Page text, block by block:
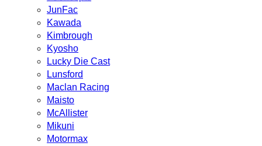
JunFac
Kawada
Kimbrough
Kyosho
Lucky Die Cast
Lunsford
Maclan Racing
Maisto
McAllister
Mikuni
Motormax